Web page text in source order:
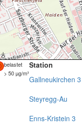
belastet
> 50 µg/m³
Station
Gallneukirchen 3
Steyregg-Au
Enns-Kristein 3